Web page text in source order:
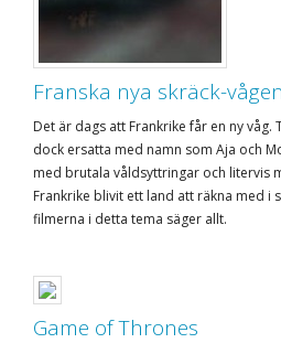
Franska nya skräck-vågen
Det är dags att Frankrike får en ny
dock ersatta med namn som Aja och
med brutala våldsyttringar och litervis
Frankrike blivit ett land att räkna med i
filmerna i detta tema säger allt.
Game of Thrones